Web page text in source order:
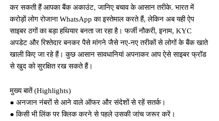
कर सकती हैं आपका बैंक अकाउंट, जानिए बचाव के आसान तरीके. भारत में
करोड़ों लोग रोजाना WhatsApp का इस्तेमाल करते हैं, लेकिन अब यही ऐप
साइबर ठगों का बड़ा हथियार बनता जा रहा है। फर्जी नौकरी, इनाम, KYC
अपडेट और रिश्तेदार बनकर पैसे मांगने जैसे नए-नए तरीकों से लोगों के बैंक खाते
खाली किए जा रहे हैं। कुछ आसान सावधानियां अपनाकर आप ऐसे साइबर फ्रॉड
से खुद को सुरक्षित रख सकते हैं।
मुख्य बातें (Highlights)
● अनजान नंबरों से आने वाले ऑफर और संदेशों से रहें सतर्क।
● किसी भी लिंक पर क्लिक करने से पहले उसकी जांच जरूर करें।